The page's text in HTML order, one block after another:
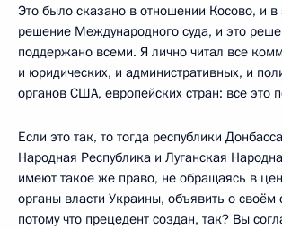
Это было сказано в отношении Косово, и в
решение Международного суда, и это
поддержано всеми. Я лично читал все
и юридических, и административных, и
органов США, европейских стран: все это
Если это так, то тогда республики
Народная Республика и Луганская
имеют такое же право, не обращаясь в
органы власти Украины, объявить о своём
потому что прецедент создан, так? Вы